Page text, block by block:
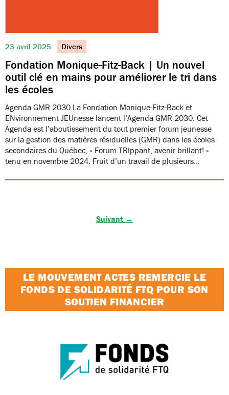
23 avril 2025 Divers
Fondation Monique-Fitz-Back | Un nouvel
outil clé en mains pour améliorer le tri dans
les écoles
Agenda GMR 2030 La Fondation Monique-Fitz-Back et
ENvironnement JEUnesse lancent l’Agenda GMR 2030. Cet
Agenda est l’aboutissement du tout premier forum jeunesse
sur la gestion des matières résiduelles (GMR) dans les écoles
secondaires du Québec, « Forum TRIppant, avenir brillant! »
tenu en novembre 2024. Fruit d’un travail de plusieurs…
Suivant →
LE MOUVEMENT ACTES REMERCIE LE
FONDS DE SOLIDARITÉ FTQ POUR SON
SOUTIEN FINANCIER